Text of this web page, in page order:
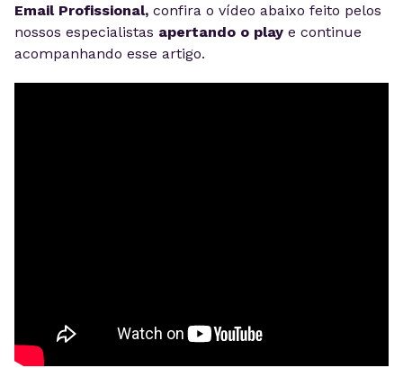
Email Profissional, confira o vídeo abaixo feito pelos
nossos especialistas apertando o play e continue
acompanhando esse artigo.